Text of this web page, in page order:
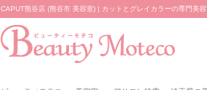
CAPUT熊谷店 (熊谷市 美容室) | カットとグレイカラーの専門美